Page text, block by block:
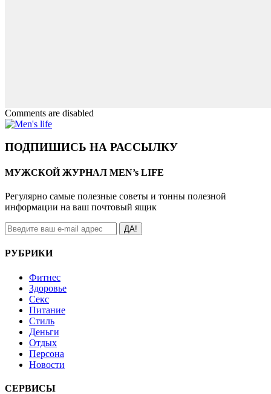
Comments are disabled
ПОДПИШИСЬ НА РАССЫЛКУ
МУЖСКОЙ ЖУРНАЛ MEN’s LIFE
Регулярно самые полезные советы и тонны полезной
информации на ваш почтовый ящик
ДА!
РУБРИКИ
Фитнес
Здоровье
Секс
Питание
Стиль
Деньги
Отдых
Персона
Новости
СЕРВИСЫ